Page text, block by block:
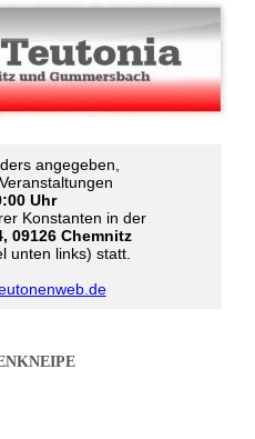
angegeben,
Uhr
Konstanten in der
09126 Chemnitz
unten links) statt.